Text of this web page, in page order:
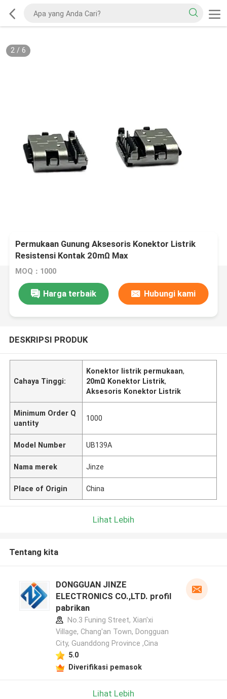
2/ 6
Permukaan Gunung Aksesoris Konektor Listrik
Resistensi Kontak 20mΩ Max
MOQ：1000
Harga terbaik Hubungi kami
DESKRIPSI PRODUK
Cahaya Tinggi:
Konektor listrik permukaan,
20mΩ Konektor Listrik,
Aksesoris Konektor Listrik
Minimum Order Q
uantity
1000
Model Number UB139A
Nama merek Jinze
Place of Origin China
Lihat Lebih
Tentang kita
DONGGUAN JINZE
ELECTRONICS CO.,LTD. profil
pabrikan
No.3 Funing Street, Xian'xi
Village, Chang'an Town, Dongguan
City, Guanddong Province ,Cina
5.0
Diverifikasi pemasok
Lihat Lebih